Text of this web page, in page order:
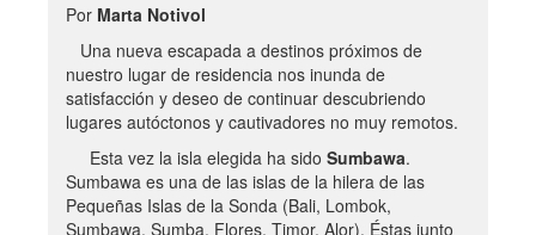
Por Marta Notivol
Una nueva escapada a destinos próximos de
nuestro lugar de residencia nos inunda de
satisfacción y deseo de continuar descubriendo
lugares autóctonos y cautivadores no muy remotos.
Esta vez la isla elegida ha sido Sumbawa.
Sumbawa es una de las islas de la hilera de las
Pequeñas Islas de la Sonda (Bali, Lombok,
Sumbawa, Sumba, Flores, Timor, Alor). Éstas junto